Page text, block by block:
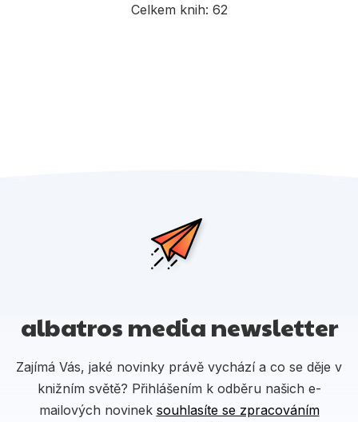
Celkem knih: 62
albatros media newsletter
Zajímá Vás, jaké novinky právě vychází a co se děje v
knižním světě? Přihlášením k odběru našich e-
mailových novinek souhlasíte se zpracováním